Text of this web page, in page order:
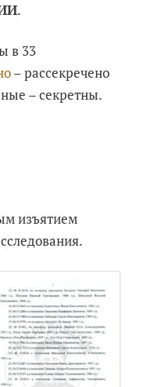
.
в 33
– рассекречено
– секретны.
изъятием